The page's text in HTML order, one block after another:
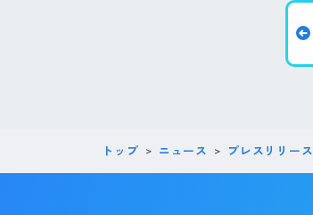
トップ ニュース プレスリリース